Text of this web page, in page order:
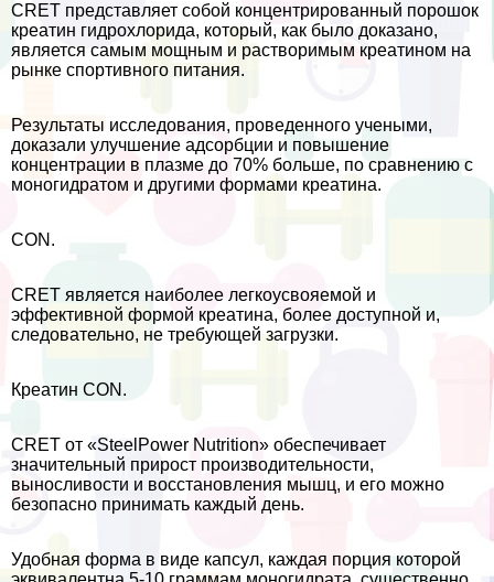
CRET представляет собой концентрированный порошок
креатин гидрохлорида, который, как было доказано,
является самым мощным и растворимым креатином на
рынке спортивного питания.
Результаты исследования, проведенного учеными,
доказали улучшение адсорбции и повышение
концентрации в плазме до 70% больше, по сравнению с
моногидратом и другими формами креатина.
CON.
CRET является наиболее легкоусвояемой и
эффективной формой креатина, более доступной и,
следовательно, не требующей загрузки.
Креатин CON.
CRET от «SteelPower Nutrition» обеспечивает
значительный прирост производительности,
выносливости и восстановления мышц, и его можно
безопасно принимать каждый день.
Удобная форма в виде капсул, каждая порция которой